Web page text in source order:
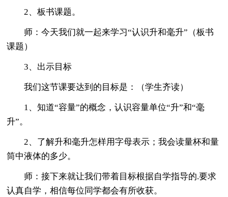
2、板书课题。
师：今天我们就一起来学习“认识升和毫升”（板书
课题）
3、出示目标
我们这节课要达到的目标是：（学生齐读）
1、知道“容量”的概念，认识容量单位“升”和“毫
升”。
2、了解升和毫升怎样用字母表示；我会读量杯和量
筒中液体的多少。
师：接下来就让我们带着目标根据自学指导的.要求
认真自学，相信每位同学都会有所收获。